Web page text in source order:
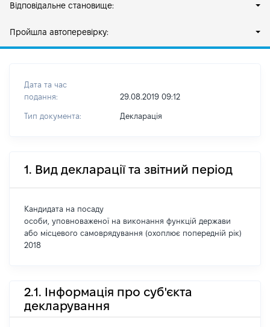
Відповідальне становище:
Пройшла автоперевірку:
Дата та час
подання:
29.08.2019 09:12
Тип документа: Декларація
1. Вид декларації та звітний період
Кандидата на посаду
особи, уповноваженої на виконання функцій держави
або місцевого самоврядування (охоплює попередній рік)
2018
2.1. Інформація про суб'єкта
декларування